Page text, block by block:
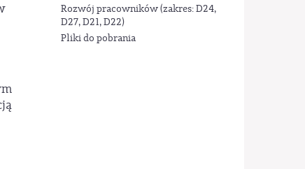
Rozwój pracowników (zakres: D24,
D27, D21, D22)
Pliki do pobrania